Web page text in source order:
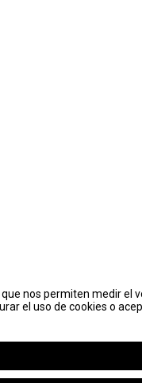
nos permiten medir el
el uso de cookies o